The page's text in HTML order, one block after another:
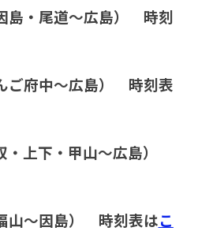
島・尾道～広島） 時刻
ご府中～広島） 時刻表
・上下・甲山～広島）
山～因島） 時刻表はこ